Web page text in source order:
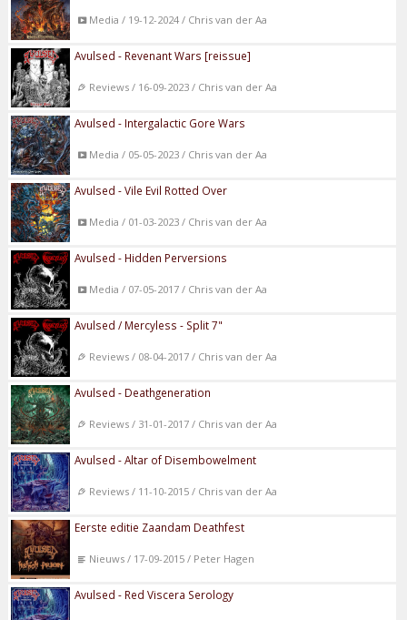
Media / 19-12-2024 / Chris van der Aa
Avulsed - Revenant Wars [reissue]
Reviews / 16-09-2023 / Chris van der Aa
Avulsed - Intergalactic Gore Wars
Media / 05-05-2023 / Chris van der Aa
Avulsed - Vile Evil Rotted Over
Media / 01-03-2023 / Chris van der Aa
Avulsed - Hidden Perversions
Media / 07-05-2017 / Chris van der Aa
Avulsed / Mercyless - Split 7"
Reviews / 08-04-2017 / Chris van der Aa
Avulsed - Deathgeneration
Reviews / 31-01-2017 / Chris van der Aa
Avulsed - Altar of Disembowelment
Reviews / 11-10-2015 / Chris van der Aa
Eerste editie Zaandam Deathfest
Nieuws / 17-09-2015 / Peter Hagen
Avulsed - Red Viscera Serology